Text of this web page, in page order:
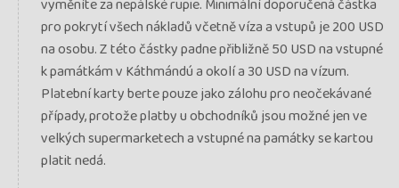
vyměníte za nepálské rupie. Minimální doporučená částka
pro pokrytí všech nákladů včetně víza a vstupů je 200 USD
na osobu. Z této částky padne přibližně 50 USD na vstupné
k památkám v Káthmándú a okolí a 30 USD na vízum.
Platební karty berte pouze jako zálohu pro neočekávané
případy, protože platby u obchodníků jsou možné jen ve
velkých supermarketech a vstupné na památky se kartou
platit nedá.